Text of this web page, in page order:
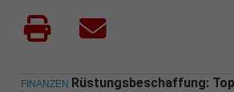
FINANZEN Rüstungsbeschaffung: